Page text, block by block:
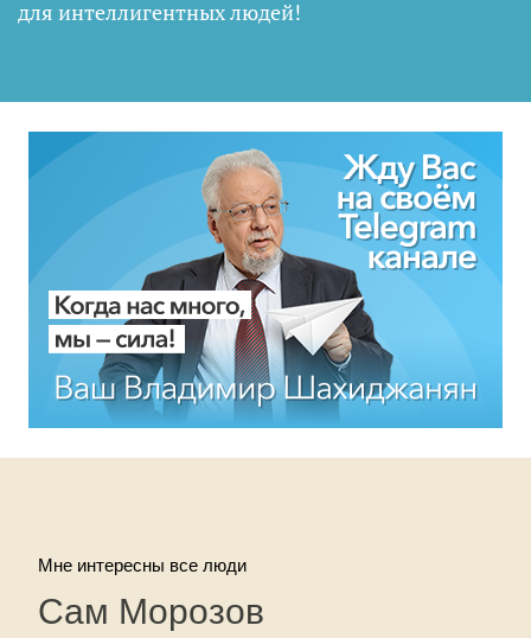
для интеллигентных людей!
Мне интересны все люди
Сам Морозов